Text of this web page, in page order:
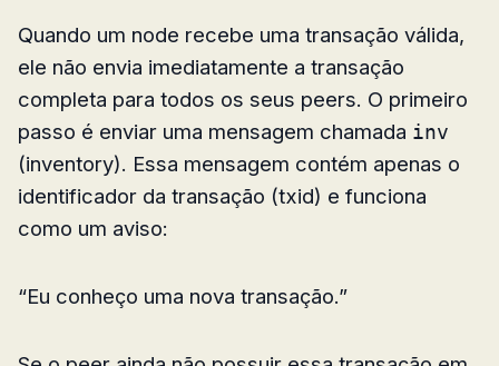
Quando um node recebe uma transação válida,
ele não envia imediatamente a transação
completa para todos os seus peers. O primeiro
passo é enviar uma mensagem chamada inv
(inventory). Essa mensagem contém apenas o
identificador da transação (txid) e funciona
como um aviso:
“Eu conheço uma nova transação.”